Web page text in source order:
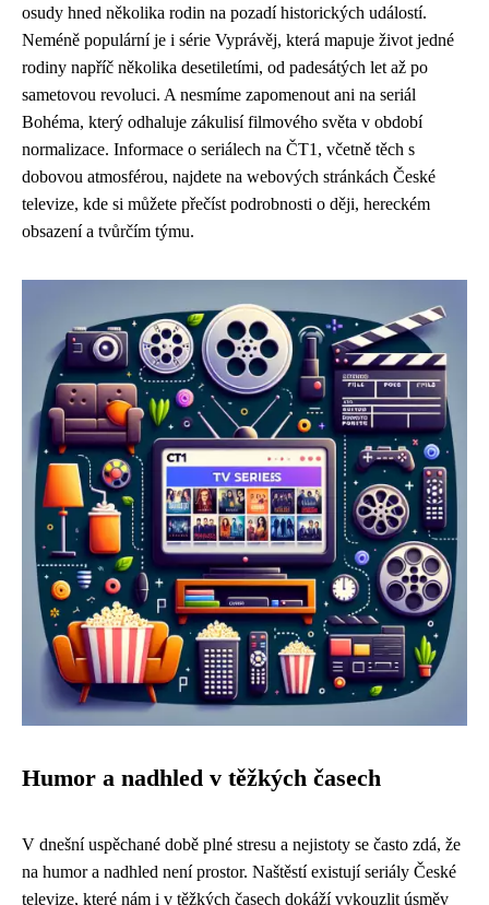
osudy hned několika rodin na pozadí historických událostí.
Neméně populární je i série Vyprávěj, která mapuje život jedné
rodiny napříč několika desetiletími, od padesátých let až po
sametovou revoluci. A nesmíme zapomenout ani na seriál
Bohéma, který odhaluje zákulisí filmového světa v období
normalizace. Informace o seriálech na ČT1, včetně těch s
dobovou atmosférou, najdete na webových stránkách České
televize, kde si můžete přečíst podrobnosti o ději, hereckém
obsazení a tvůrčím týmu.
Humor a nadhled v těžkých časech
V dnešní uspěchané době plné stresu a nejistoty se často zdá, že
na humor a nadhled není prostor. Naštěstí existují seriály České
televize, které nám i v těžkých časech dokáží vykouzlit úsměv